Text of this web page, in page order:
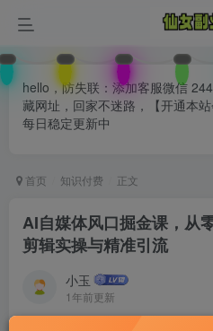
hello，防失联：添加客服微信
藏网址，回家不迷路，【开通本
每日稳定更新中
首页 知识付费 正文
AI自媒体风口掘金课，从
剪辑实操与精准引流
小玉
1年前更新